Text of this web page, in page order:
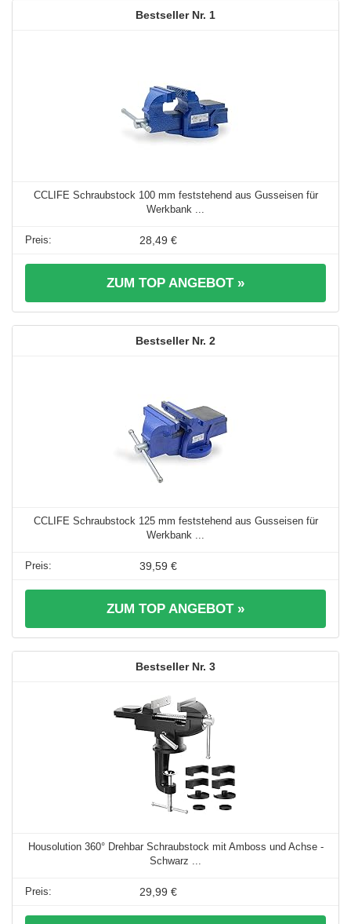
1
CCLIFE Schraubstock 100 mm feststehend aus Gusseisen für
Werkbank ...
28,49 €
ZUM TOP ANGEBOT »
2
CCLIFE Schraubstock 125 mm feststehend aus Gusseisen für
Werkbank ...
39,59 €
ZUM TOP ANGEBOT »
3
Housolution 360° Drehbar Schraubstock mit Amboss und Achse -
Schwarz ...
29,99 €